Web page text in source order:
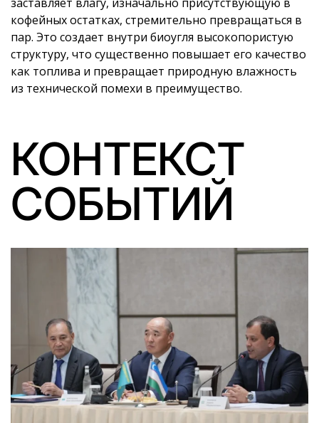
кофейных остатках, стремительно превращаться в
пар. Это создает внутри биоугля высокопористую
структуру, что существенно повышает его качество
как топлива и превращает природную влажность
из технической помехи в преимущество.
КОНТЕКСТ
СОБЫТИЙ